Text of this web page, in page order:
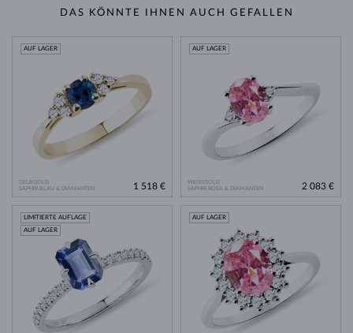
DAS KÖNNTE IHNEN AUCH GEFALLEN
GELBGOLD
SAPHIR BLAU & DIAMANTEN
AUF LAGER
1 518 €
WEISSGOLD
SAPHIR ROSA & DIAMANTEN
AUF LAGER
2 083 €
LIMITIERTE AUFLAGE
AUF LAGER
AUF LAGER